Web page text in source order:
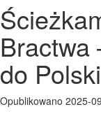
Bractwa
do Polski
Opublikowano 2025-